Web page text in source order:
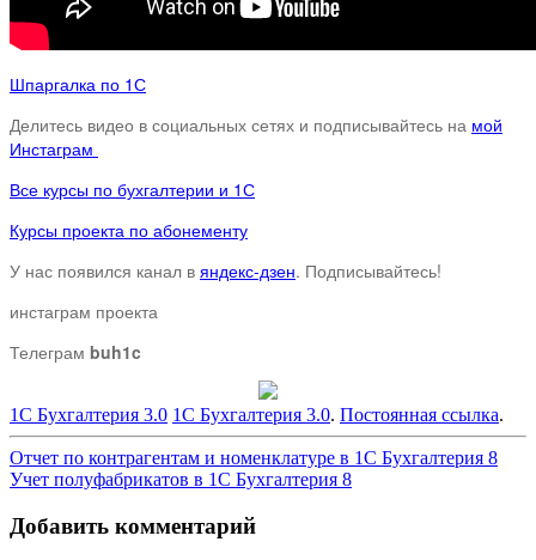
Шпаргалка по 1С
Делитесь видео в социальных сетях и подписывайтесь на мой
Инстаграм
Все курсы по бухгалтерии и 1С
Курсы проекта по абонементу
У нас появился канал в яндекс-дзен. Подписывайтесь!
инстаграм проекта
Телеграм buh1c
1С Бухгалтерия 3.0 1С Бухгалтерия 3.0. Постоянная ссылка.
Навигация
по
записям
Отчет по контрагентам и номенклатуре в 1С Бухгалтерия 8
Учет полуфабрикатов в 1С Бухгалтерия 8
Добавить комментарий